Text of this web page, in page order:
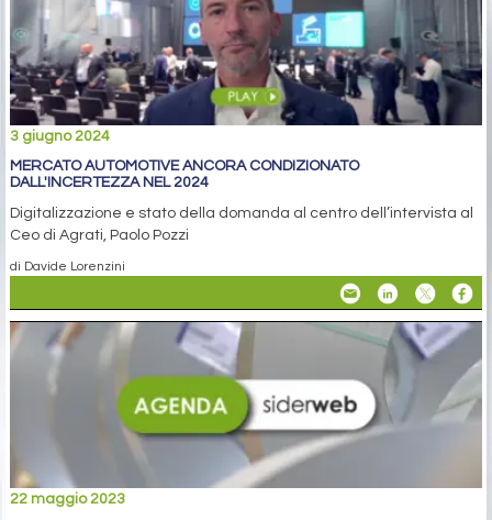
3 giugno 2024
MERCATO AUTOMOTIVE ANCORA CONDIZIONATO
DALL'INCERTEZZA NEL 2024
Digitalizzazione e stato della domanda al centro dell’intervista al
Ceo di Agrati, Paolo Pozzi
di Davide Lorenzini
22 maggio 2023